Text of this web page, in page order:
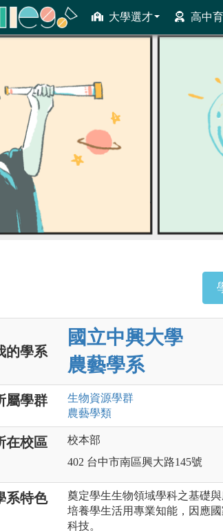
大學選才 高中
大學選才與高中育才輔助系統
的學系
國立中興大學
農藝學系
屬學群 生物資源學群
農藝學類
在校區
校本部
402 台中市南區興大路145號
系特色
奠定學生生物領域學科之基礎與
培養學生活用專業知能，因應
科技。